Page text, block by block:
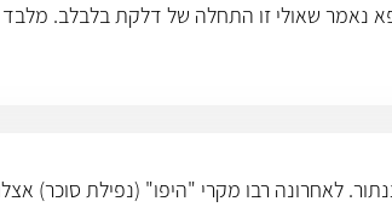
שאולי זו התחלה של דלקת בלבלב. מלבד
צנתור. לאחרונה רבו מקרי "היפו" (נפילת סוכר)